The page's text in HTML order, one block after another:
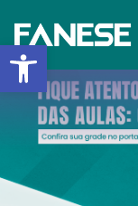
Barra de